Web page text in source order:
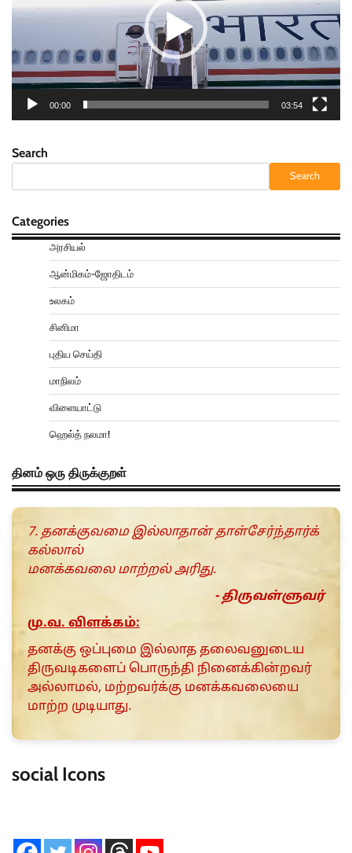
00:00 03:54
Search
Search
Categories
அரசியல்
ஆன்மிகம்-ஜோதிடம்
உலகம்
சினிமா
புதிய செய்தி
மாநிலம்
விளையாட்டு
ஹெல்த் நலமா!
தினம் ஒரு திருக்குறள்
7. தனக்குவமை இல்லாதான் தாள்சேர்ந்தார்க்
கல்லால்
மனக்கவலை மாற்றல் அரிது.
- திருவள்ளுவர்
மு.வ. விளக்கம்:
தனக்கு ஒப்புமை இல்லாத தலைவனுடைய
திருவடிகளைப் பொருந்தி நினைக்கின்றவர்
அல்லாமல், மற்றவர்க்கு மனக்கவலையை
மாற்ற முடியாது.
social Icons